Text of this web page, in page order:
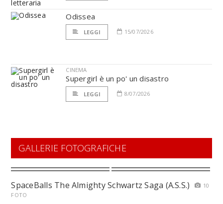
Odissea
LEGGI 15/07/2026
CINEMA
Supergirl è un po' un disastro
LEGGI 8/07/2026
GALLERIE FOTOGRAFICHE
SpaceBalls The Almighty Schwartz Saga (A.S.S.)
10
FOTO